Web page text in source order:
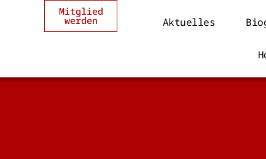
Aktuelles
Mitglied
werden